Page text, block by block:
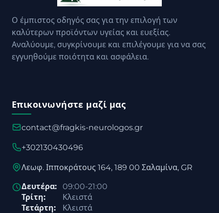
Ο έμπιστος οδηγός σας για την επιλογή των
καλύτερων προϊόντων υγείας και ευεξίας.
Αναλύουμε, συγκρίνουμε και επιλέγουμε για να σας
εγγυηθούμε ποιότητα και ασφάλεια.
Επικοινωνήστε μαζί μας
contact@fragkis-neurologos.gr
+302130430496
Λεωφ. Ιπποκράτους 164, 189 00 Σαλαμίνα, GR
Δευτέρα:
09:00-21:00
Τρίτη:
Κλειστά
Τετάρτη:
Κλειστά